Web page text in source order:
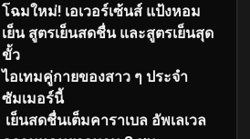
โฉมใหม่! เอเวอร์เซ้นส์ แป้งหอม
เย็น สูตรเย็นสดชื่น และสูตรเย็นสุด
ขั้ว
ไอเทมคู่กายของสาว ๆ ประจำ
ซัมเมอร์นี้
เย็นสดชื่นเต็มคาราเบล อัพเลเวล